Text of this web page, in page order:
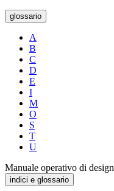
glossario
A
B
C
D
E
I
M
O
S
T
U
Manuale operativo di design
indici e glossario